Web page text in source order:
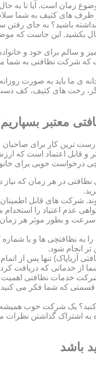
زمان است. آیا تا به
ظرف های کثیف به شما سلام
باشید؟ به جای رفتن
بکشید. این جاست که
و سالم برای خود و
که شرکت نظافتی به شما
ی ما باید به صورت
رخت های کثیف، کف دست
معتبر
ترین کار برای
قابل اعتماد است که
درخواست خوبی برای
در هر زمان که نیاز
شرکت های قابل اطمینان
عدم اعتیاد را استخدام
سرعت و بطور موثر هر زمان
را به نظافتچی ها و یا
تر انجام شود.
آریاپاک) تنها پس از
از خدماتی که دریافت
خدمات نظافتی
که شما فکر می کنید
کنید؟ یک شرکت خوب
اشتراک گذاشتن نظرات
باشد